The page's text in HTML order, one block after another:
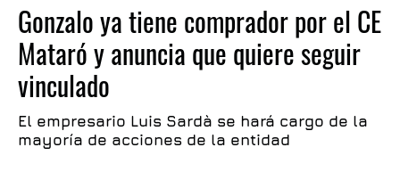
Gonzalo ya tiene comprador por el CE
Mataró y anuncia que quiere seguir
vinculado
El empresario Luis Sardà se hará cargo de la
mayoría de acciones de la entidad